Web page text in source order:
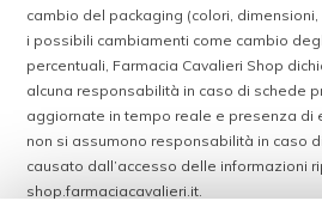
cambio del packaging (colori,
i possibili cambiamenti come cambio
percentuali, Farmacia Cavalieri Shop
alcuna responsabilità in caso di schede
aggiornate in tempo reale e presenza di
non si assumono responsabilità in caso
causato dall’accesso delle informazioni
shop.farmaciacavalieri.it.